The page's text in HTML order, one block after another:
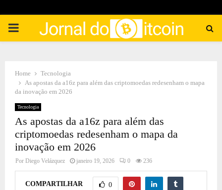
PRIMARY
Home
Tecnologia
As apostas da a16z para além das criptomoedas redesenham o mapa
da inovação em 2026
Tecnologia
As apostas da a16z para além das
criptomoedas redesenham o mapa da
inovação em 2026
Por Diego Velázquez janeiro 19, 2026 0 236
COMPARTILHAR 0